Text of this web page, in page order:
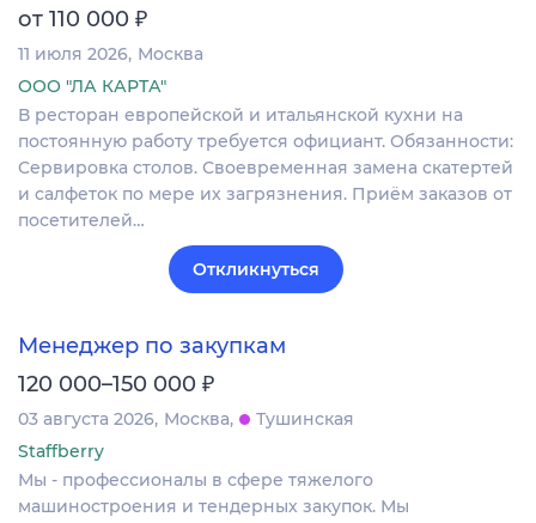
от 110 000 ₽
11 июля 2026 Москва
ООО "ЛА КАРТА"
В ресторан европейской и итальянской кухни на
постоянную работу требуется официант. Обязанности:
Сервировка столов. Своевременная замена скатертей
и салфеток по мере их загрязнения. Приём заказов от
посетителей…
Откликнуться
Менеджер по закупкам
120 000–150 000 ₽
03 августа 2026 Москва
Тушинская
Staffberry
Мы - профессионалы в сфере тяжелого
машиностроения и тендерных закупок. Мы